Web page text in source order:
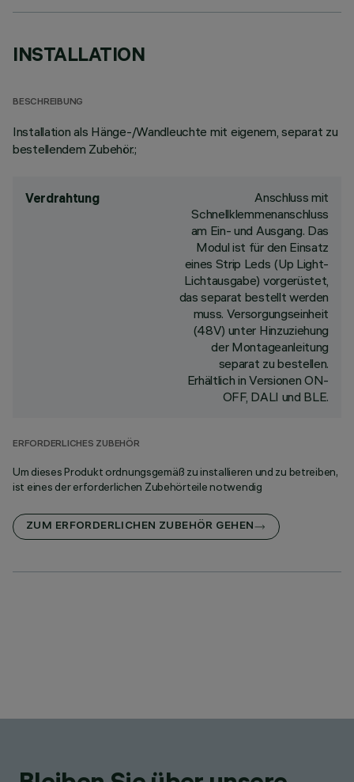
INSTALLATION
BESCHREIBUNG
Installation als Hänge-/Wandleuchte mit eigenem, separat zu
bestellendem Zubehör.;
Verdrahtung
Anschluss mit
Schnellklemmenanschluss
am Ein- und Ausgang. Das
Modul ist für den Einsatz
eines Strip Leds (Up Light-
Lichtausgabe) vorgerüstet,
das separat bestellt werden
muss. Versorgungseinheit
(48V) unter Hinzuziehung
der Montageanleitung
separat zu bestellen.
Erhältlich in Versionen ON-
OFF, DALI und BLE.
ERFORDERLICHES ZUBEHÖR
Um dieses Produkt ordnungsgemäß zu installieren und zu betreiben,
ist eines der erforderlichen Zubehörteile notwendig
ZUM ERFORDERLICHEN ZUBEHÖR GEHEN